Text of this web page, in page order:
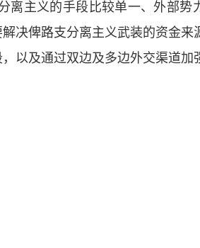
离主义的手段比较单一、外部势
决俾路支分离主义武装的资金来
以及通过双边及多边外交渠道加